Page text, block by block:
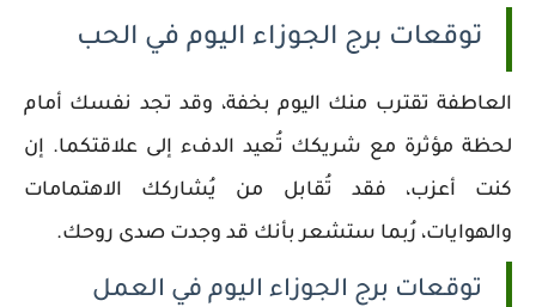
توقعات برج الجوزاء اليوم في الحب
العاطفة تقترب منك اليوم بخفة، وقد تجد نفسك أمام
لحظة مؤثرة مع شريكك تُعيد الدفء إلى علاقتكما. إن
كنت أعزب، فقد تُقابل من يُشاركك الاهتمامات
والهوايات، رُبما ستشعر بأنك قد وجدت صدى روحك.
توقعات برج الجوزاء اليوم في العمل